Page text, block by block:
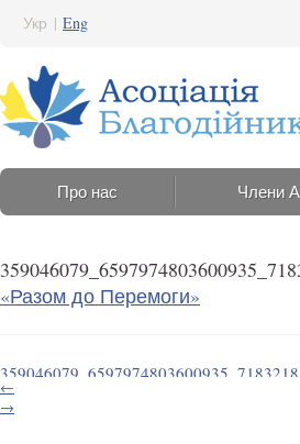
Укр | Eng
Про нас Члени
«Разом до Перемоги»
10 Липня 2023 12:36
←
→